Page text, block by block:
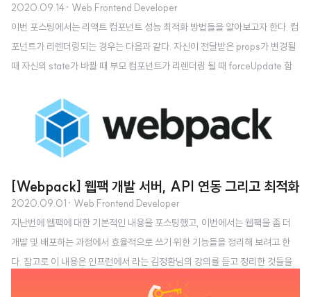
2020.09.14· Web Frontend Developer
이번 포스팅에서는 리액트 컴포넌트 성능 최적화 방법들을 알아보고자 한다. 컴
포넌트가 리렌더링되는 경우는 다음과 같다. 자신이 전달받은 props가 변경될
때 자신의 state가 바뀔 때 부모 컴포넌트가 리렌더링 될 때 forceUpdate 함
지면 그 갯수가 적을 때는 큰 차이가 없지만, 수 백개, 수 천개 그리고 그 이상의
요소들을 불러올 때 성능이 느려지게 될 것이다. 따라서 리렌더링을 시키는 요
소들을 어느정도 통제해 줄 필요가 생기게 되는데, 여기에서 많이 쓰이는 함수
uldComponentUpdate라는 라이프사이클을 사용하면 되는데..
[Webpack] 웹팩 개발 서버, API 연동 그리고 최적화
2020.09.01 · Web Frontend Developer
지난번에 웹팩에 대한 기본적인 내용을 포스팅했고, 이번에서는 웹팩을 좀 더
개발 및 배포하는 과정에서 효율적으로 쓰기 위한 기능들을 정리해 보려고 한
다. 참고로 이 내용은 인프런에서 라는 김정환님의 강의를 듣고 정리한 것들을
기반으로 작성한다. 웹팩 개발 서버 (webpack dev server) 우리가 기존에 클